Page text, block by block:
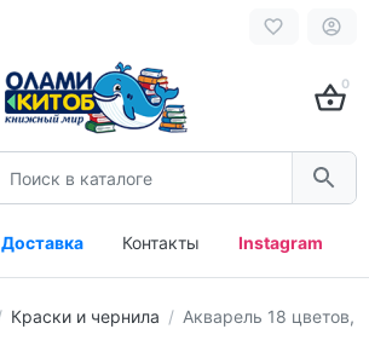
0
Доставка Контакты Instagram
Краски и чернила Акварель 18 цветов,